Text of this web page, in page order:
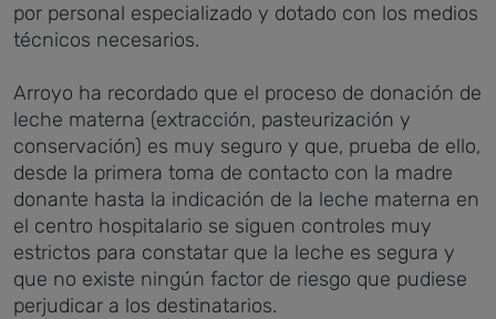
por personal especializado y dotado con los medios
técnicos necesarios.
Arroyo ha recordado que el proceso de donación de
leche materna (extracción, pasteurización y
conservación) es muy seguro y que, prueba de ello,
desde la primera toma de contacto con la madre
donante hasta la indicación de la leche materna en
el centro hospitalario se siguen controles muy
estrictos para constatar que la leche es segura y
que no existe ningún factor de riesgo que pudiese
perjudicar a los destinatarios.